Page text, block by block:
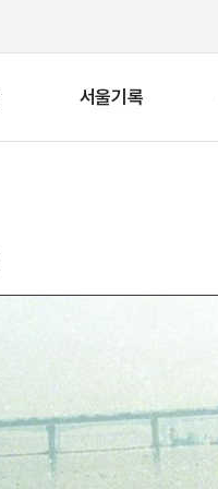
서울기록